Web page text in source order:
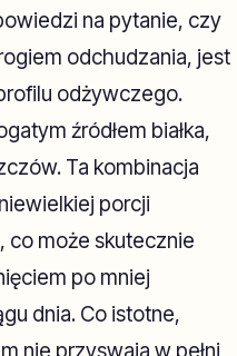
na pytanie, czy
odchudzania, jest
odżywczego.
źródłem białka,
Ta kombinacja
porcji
co może skutecznie
po mniej
dnia. Co istotne,